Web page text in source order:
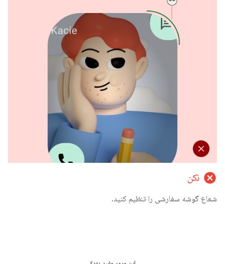
cancel نکن
شعاع گوشه سفارشی را تنظیم کنید.